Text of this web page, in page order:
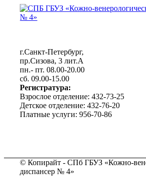
г.Санкт-Петербург,
пр.Сизова, 3 лит.А
пн.- пт. 08.00-20.00
сб. 09.00-15.00
Регистратура:
Взрослое отделение: 432-73-25
Детское отделение: 432-76-20
Платные услуги: 956-70-86
© Копирайт - СПб ГБУЗ «Кожно-
диспансер № 4»